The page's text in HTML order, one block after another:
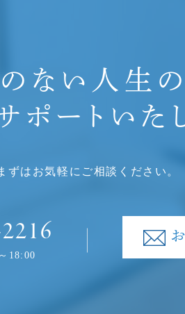
ない人生の
ポートいた
ずはお気軽にご相談ください。
18:00